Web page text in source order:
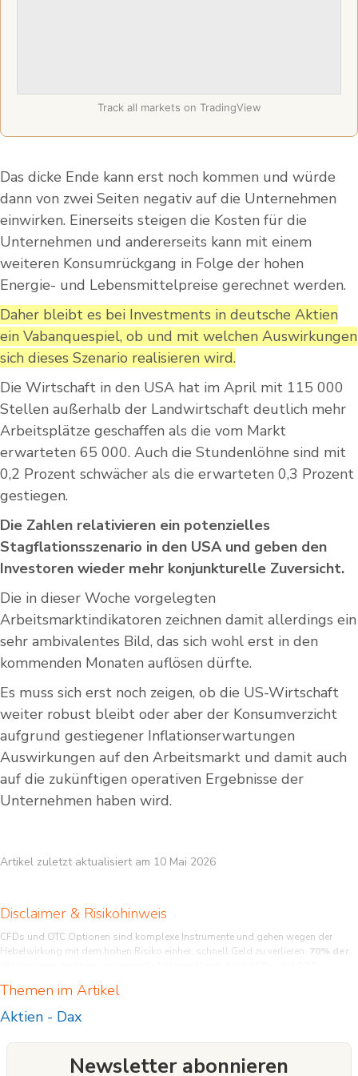
Track all markets on TradingView
Das dicke Ende kann erst noch kommen und würde
dann von zwei Seiten negativ auf die Unternehmen
einwirken. Einerseits steigen die Kosten für die
Unternehmen und andererseits kann mit einem
weiteren Konsumrückgang in Folge der hohen
Energie- und Lebensmittelpreise gerechnet werden.
Daher bleibt es bei Investments in deutsche Aktien
ein Vabanquespiel, ob und mit welchen Auswirkungen
sich dieses Szenario realisieren wird.
Die Wirtschaft in den USA hat im April mit 115 000
Stellen außerhalb der Landwirtschaft deutlich mehr
Arbeitsplätze geschaffen als die vom Markt
erwarteten 65 000. Auch die Stundenlöhne sind mit
0,2 Prozent schwächer als die erwarteten 0,3 Prozent
gestiegen.
Die Zahlen relativieren ein potenzielles
Stagflationsszenario in den USA und geben den
Investoren wieder mehr konjunkturelle Zuversicht.
Die in dieser Woche vorgelegten
Arbeitsmarktindikatoren zeichnen damit allerdings ein
sehr ambivalentes Bild, das sich wohl erst in den
kommenden Monaten auflösen dürfte.
Es muss sich erst noch zeigen, ob die US-Wirtschaft
weiter robust bleibt oder aber der Konsumverzicht
aufgrund gestiegener Inflationserwartungen
Auswirkungen auf den Arbeitsmarkt und damit auch
auf die zukünftigen operativen Ergebnisse der
Unternehmen haben wird.
Artikel zuletzt aktualisiert am 10 Mai 2026
Disclaimer & Risikohinweis
CFDs und OTC Optionen sind komplexe Instrumente und gehen wegen der
Hebelwirkung mit dem hohen Risiko einher, schnell Geld zu verlieren. 70% der
CFDs und OTC Optionen funktionieren, und ob Sie es sich leisten können, das
hohe Risiko einzugehen, Ihr Geld zu verlieren.
Themen im Artikel
Aktien - Dax
Newsletter abonnieren